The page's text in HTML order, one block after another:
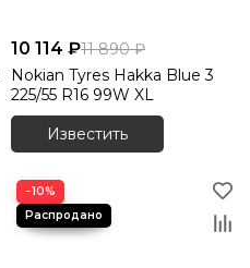
10 114 ₽11 890 ₽
Nokian Tyres Hakka Blue 3
225/55 R16 99W XL
Известить
−10%